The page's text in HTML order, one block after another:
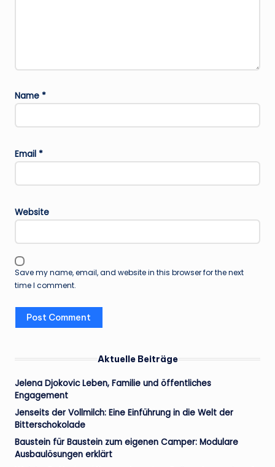
Name *
Email *
Website
Save my name, email, and website in this browser for the next
time I comment.
Aktuelle Beiträge
Jelena Djokovic Leben, Familie und öffentliches
Engagement
Jenseits der Vollmilch: Eine Einführung in die Welt der
Bitterschokolade
Baustein für Baustein zum eigenen Camper: Modulare
Ausbaulösungen erklärt